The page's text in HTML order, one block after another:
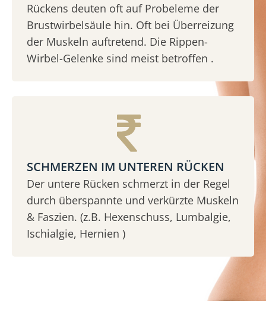
Rückens deuten oft auf Probeleme der
Brustwirbelsäule hin. Oft bei Überreizung
der Muskeln auftretend. Die Rippen-
Wirbel-Gelenke sind meist betroffen .
SCHMERZEN IM UNTEREN RÜCKEN
Der untere Rücken schmerzt in der Regel
durch überspannte und verkürzte Muskeln
& Faszien. (z.B. Hexenschuss, Lumbalgie,
Ischialgie, Hernien )